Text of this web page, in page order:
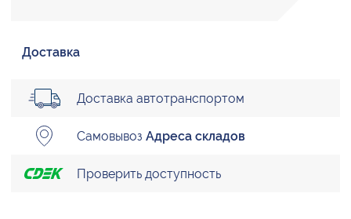
Доставка
Доставка автотранспортом
Самовывоз Адреса складов
Проверить доступность